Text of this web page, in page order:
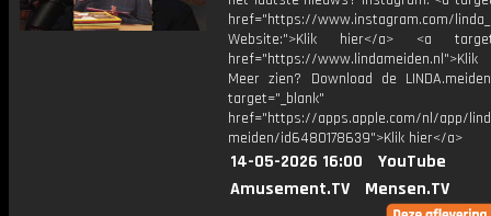
href="https://www.instagram.com/
Website:">Klik hier</a> <a
href="https://
Meer zien? Download de
target="_blank"
href="https://apps.apple.com/nl/app/
meiden/id6480178639">Klik hier</a>
14-05-2026 16:00
YouTube
Amusement.TV
Mensen.TV